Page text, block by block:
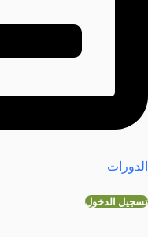
الدورات
تسجيل الدخول